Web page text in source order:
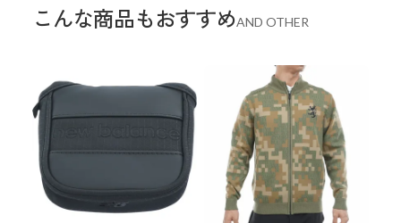
こんな商品もおすすめAND OTHER